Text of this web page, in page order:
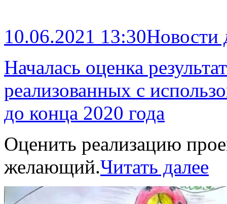
10.06.2021 13:30
Началась оценка
реализованных с
до конца 2020 года
Оценить реализацию
желающий.Читать далее